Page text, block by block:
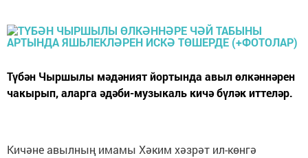
Түбән Чыршылы мәдәният йортында авыл өлкәннәрен
чакырып, аларга әдәби-музыкаль кичә бүләк иттеләр.
Кичәне авылның имамы Хәким хәзрәт ил-көнгә